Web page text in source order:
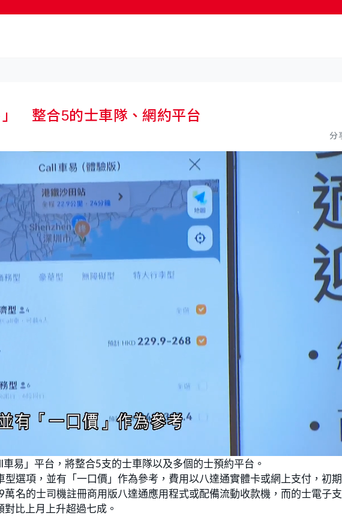
」 整合5的士車隊、網約平台
分
a
d
d
:
7
0
.
5
9
易」平台，將整合5支的士車隊以及多個的士預約平台。
選項，並有「一口價」作為參考，費用以八達通實體卡或網上支付，初
名的士司機註冊商用版八達通應用程式或配備流動收款機，而的士電子
比上月上升超過七成。